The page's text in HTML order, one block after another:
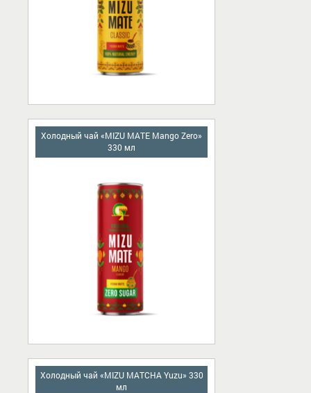
Холодный чай «MIZU MATE Mango Zero»
330 мл
Холодный чай «MIZU MATCHA Yuzu» 330
мл